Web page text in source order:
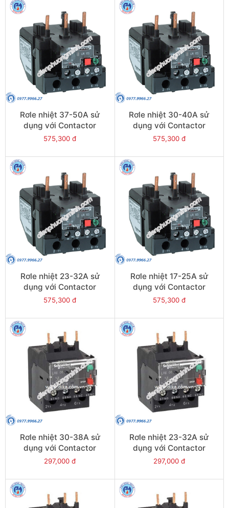
Rơle nhiệt 37-50A sử
dụng với Contactor
LC1E50-E95 - Model
575,300 đ
Rơle nhiệt 30-40A sử
dụng với Contactor
LC1E40-E95 - Model
575,300 đ
Rơle nhiệt 23-32A sử
dụng với Contactor
LC1E40-E95 - Model
575,300 đ
Rơle nhiệt 17-25A sử
dụng với Contactor
LC1E40-E95 - Model
575,300 đ
Rơle nhiệt 30-38A sử
dụng với Contactor
LC1E38 - Model LRE35
297,000 đ
Rơle nhiệt 23-32A sử
dụng với Contactor
LC1E25-E38 - Model
297,000 đ